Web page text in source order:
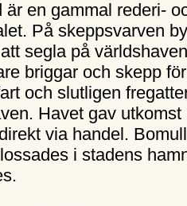
är en gammal rederi-
På skeppsvarven
segla på
briggar och skepp
och slutligen
Havet gav
via handel.
i stadens